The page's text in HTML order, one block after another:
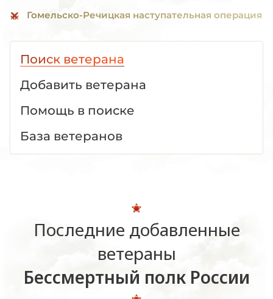
Гомельско-Речицкая наступательная операция
Поиск ветерана
Добавить ветерана
Помощь в поиске
База ветеранов
Последние добавленные
ветераны
Бессмертный полк России